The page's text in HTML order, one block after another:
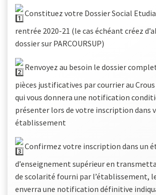
Constituez votre Dossier Social
rentrée 2020-21 (le cas échéant créez
dossier sur PARCOURSUP)
Renvoyez au besoin le dossier
pièces justificatives par courrier au
qui vous donnera une notification
présenter lors de votre inscription dans
établissement
Confirmez votre inscription dans un
d’enseignement supérieur en
de scolarité fourni par l’établissement,
enverra une notification définitive